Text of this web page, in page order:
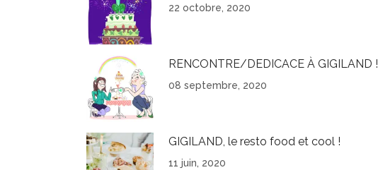
22 octobre, 2020
RENCONTRE/DEDICACE À GIGILAND !
08 septembre, 2020
GIGILAND, le resto food et cool !
11 juin, 2020